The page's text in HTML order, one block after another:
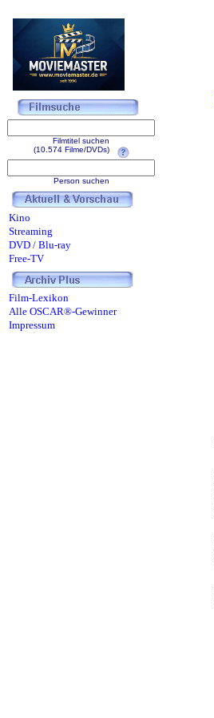
Filmtitel suchen
(10.574 Filme/DVDs)
Person suchen
Kino
Streaming
DVD / Blu-ray
Free-TV
Film-Lexikon
Alle OSCAR®-Gewinner
Impressum